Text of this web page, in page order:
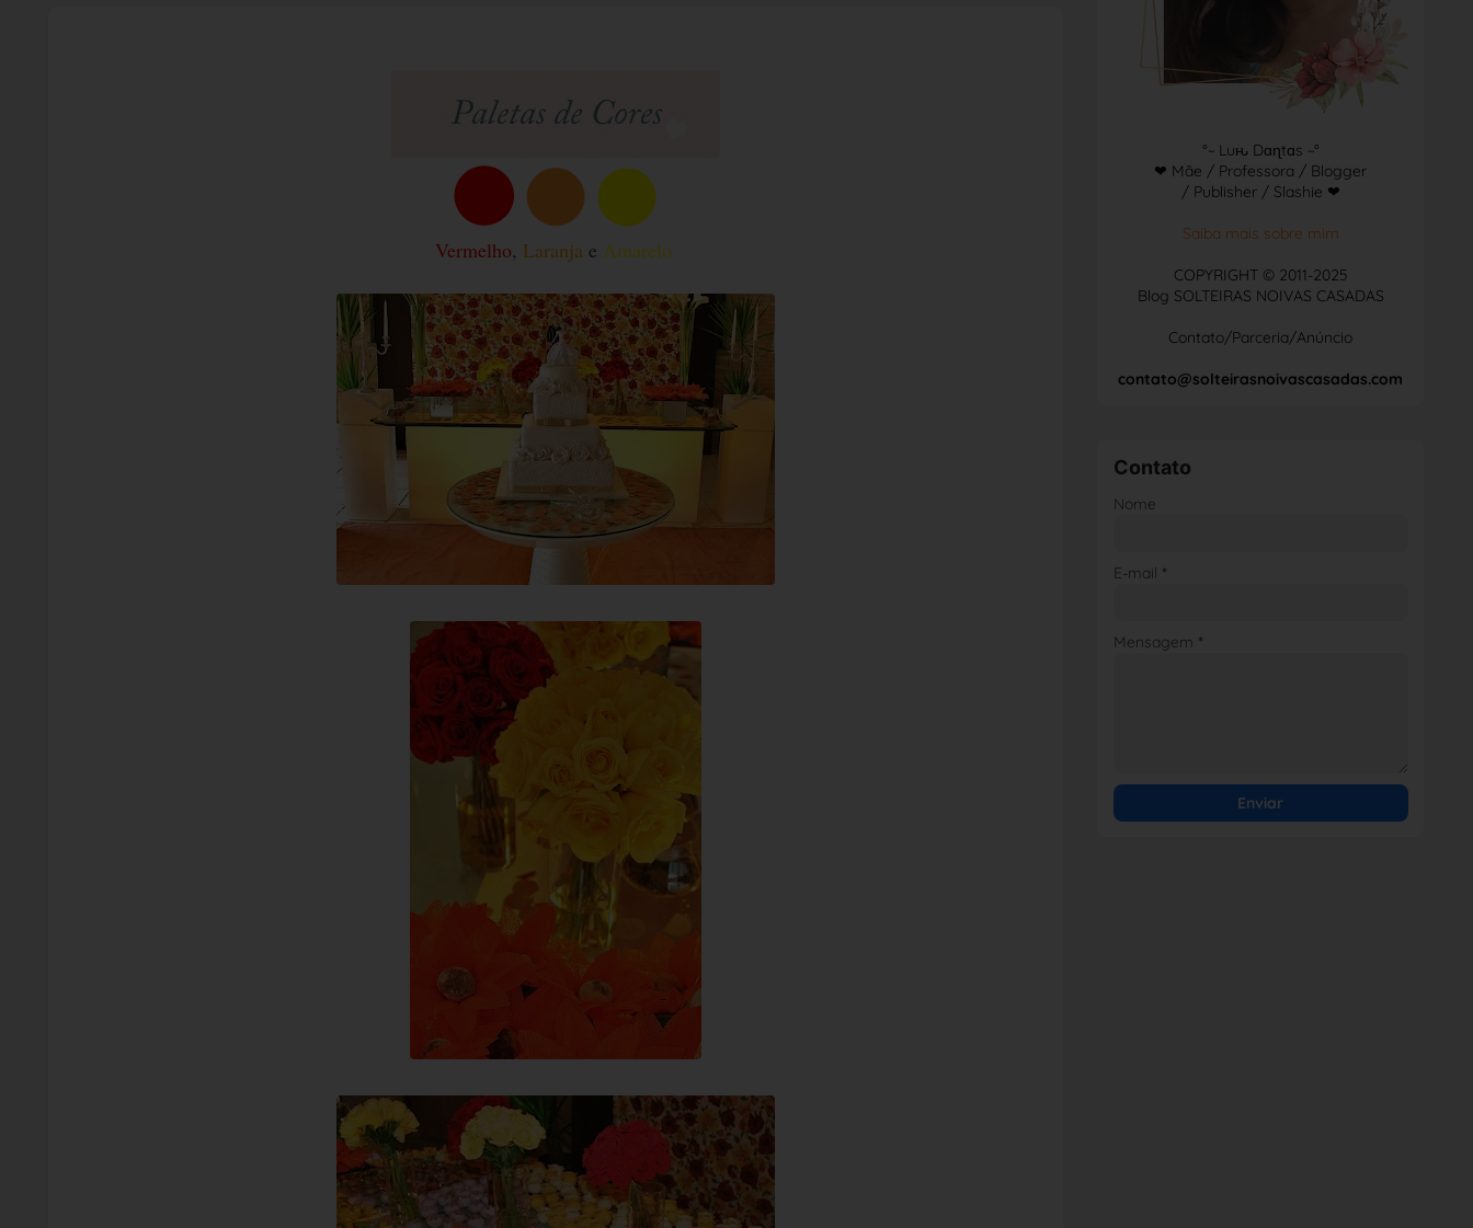
Vermelho, Laranja e Amarelo
°~ Luԋ Dɑɳtɑs ~°
❤ Mãe / Professora / Blogger
/ Publisher / Slashie ❤
Saiba mais sobre mim
COPYRIGHT © 2011-2025
Blog SOLTEIRAS NOIVAS CASADAS
Contato/Parceria/Anúncio
contato@solteirasnoivascasadas.com
Contato
Nome
E-mail *
Mensagem *